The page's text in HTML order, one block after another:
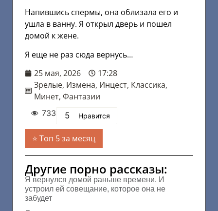
Напившись спермы, она облизала его и
ушла в ванну. Я открыл дверь и пошел
домой к жене.
Я еще не раз сюда вернусь…
25 мая, 2026
17:28
Зрелые, Измена, Инцест, Классика,
Минет, Фантазии
733 5 Нравится
Топ 5 за месяц
Другие порно рассказы:
Я вернулся домой раньше времени. И
устроил ей совещание, которое она не
забудет